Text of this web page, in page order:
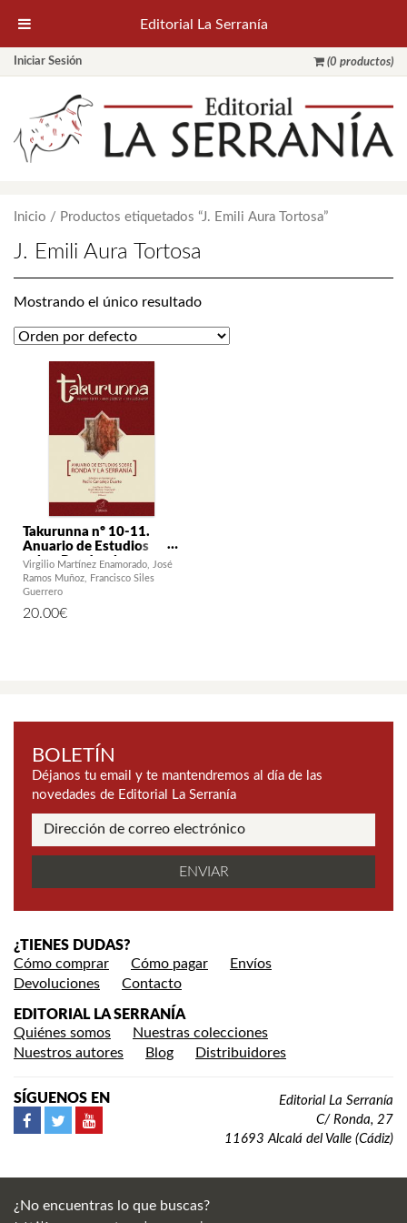
Iniciar Sesión (0 productos)
Inicio / Productos etiquetados “J. Emili Aura Tortosa”
J. Emili Aura Tortosa
Mostrando el único resultado
Takurunna nº 10-11.
Anuario de Estudios
sobre Ronda y la
Serranía. Estudios en
homenaje a Pedro
Virgilio Martínez Enamorado
José
Ramos Muñoz
Francisco Siles
Guerrero
20.00€
BOLETÍN
Déjanos tu email y te mantendremos al día de las
novedades de Editorial La Serranía
¿TIENES DUDAS?
Cómo comprar
Cómo pagar
Envíos
Devoluciones
Contacto
EDITORIAL LA SERRANÍA
Quiénes somos
Nuestras colecciones
Nuestros autores
Blog Distribuidores
SÍGUENOS EN
Editorial La Serranía
C/ Ronda, 27
11693 Alcalá del Valle (Cádiz)
¿No encuentras lo que buscas?
Editorial La Serranía